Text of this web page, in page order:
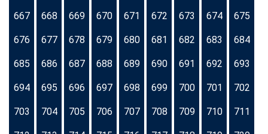
667 668 669 670 671 672 673 674 675
676 677 678 679 680 681 682 683 684
685 686 687 688 689 690 691 692 693
694 695 696 697 698 699 700 701 702
703 704 705 706 707 708 709 710 711